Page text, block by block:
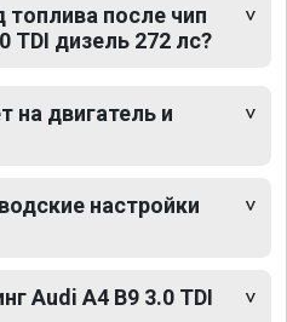
топлива после чип
TDI дизель 272 лс?
на двигатель и
настройки
Audi A4 B9 3.0 TDI